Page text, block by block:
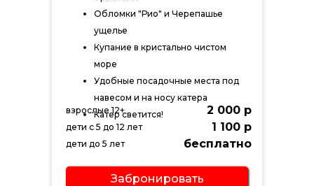
Обломки "Рио" и Черепашье
ущелье
Купание в кристально чистом
море
Удобные посадочные места под
навесом и на носу катера
Катер светится!
Забронировать
взрослые 12+
дети с 5 до 12 лет
дети до 5 лет
2 000 р
1 100 р
бесплатно